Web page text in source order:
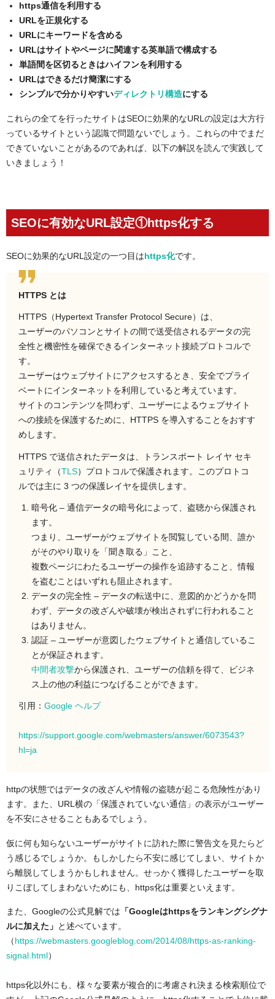
https通信を利用する
URLを正規化する
URLにキーワードを含める
URLはサイトやページに関連する英単語で構成する
単語間を区切るときはハイフンを利用する
URLはできるだけ簡潔にする
シンプルで分かりやすいディレクトリ構造にする
これらの全てを行ったサイトはSEOに効果的なURLの設定は大方行
っているサイトという認識で問題ないでしょう。これらの中でまだ
できていないことがあるのであれば、以下の解説を読んで実践して
いきましょう！
SEOに有効なURL設定①https化する
SEOに効果的なURL設定の一つ目はhttps化です。
HTTPS とは
HTTPS（Hypertext Transfer Protocol Secure）は、
ユーザーのパソコンとサイトの間で送受信されるデータの完
全性と機密性を確保できるインターネット接続プロトコルで
す。
ユーザーはウェブサイトにアクセスするとき、安全でプライ
ベートにインターネットを利用していると考えています。
サイトのコンテンツを問わず、ユーザーによるウェブサイト
への接続を保護するために、HTTPS を導入することをおすす
めします。
HTTPS で送信されたデータは、
トランスポート レイヤ セキ
ュリティ（TLS）プロトコルで保護されます。このプロトコ
ルでは主に 3 つの保護レイヤを提供します。
暗号化– 通信データの暗号化によって、盗聴から保護され
ます。
つまり、ユーザーがウェブサイトを閲覧している間、誰か
がそのやり取りを「聞き取る」こと、
複数ページにわたるユーザーの操作を追跡すること、情報
を盗むことはいずれも阻止されます。
データの完全性 – データの転送中に、意図的かどうかを問
わず、データの改ざんや破壊が検出されずに行われること
はありません。
認証– ユーザーが意図したウェブサイトと通信しているこ
とが保証されます。
中間者攻撃から保護され、ユーザーの信頼を得て、ビジネ
ス上の他の利益につなげることができます。
引用： Google ヘルプ
https://support.google.com/webmasters/answer/6073543?
hl=ja
httpの状態ではデータの改ざんや情報の盗聴が起こる危険性があり
ます。また、URL横の「保護されていない通信」の表示がユーザー
を不安にさせることもあるでしょう。
仮に何も知らないユーザーがサイトに訪れた際に警告文を見たらど
う感じるでしょうか。もしかしたら不安に感じてしまい、サイトか
ら離脱してしまうかもしれません。せっかく獲得したユーザーを取
りこぼしてしまわないためにも、https化は重要といえます。
また、Googleの公式見解では 「Googleはhttpsをランキングシグナ
ルに加えた」 と述べています。
（https://webmasters.googleblog.com/2014/08/https-as-ranking-
signal.html）
https化以外にも、様々な要素が複合的に考慮され決まる検索順位で